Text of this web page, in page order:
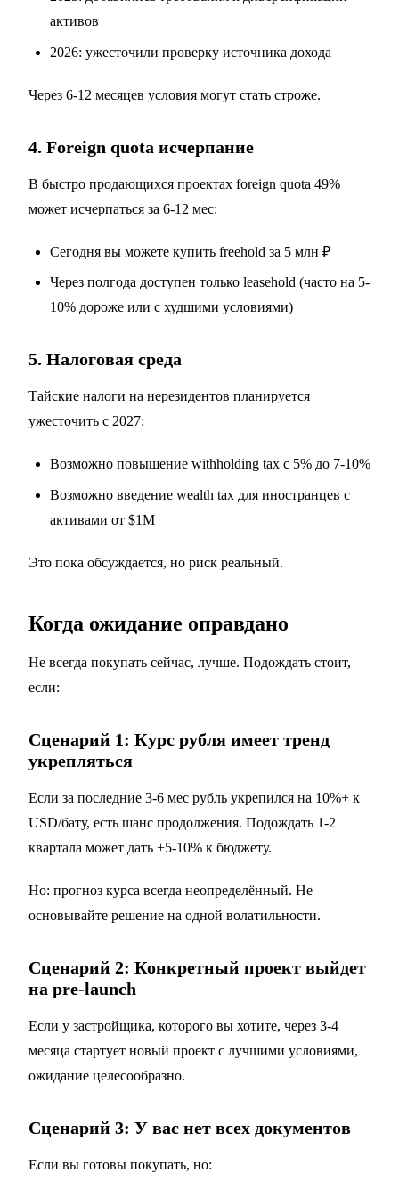
активов
2026: ужесточили проверку источника дохода
Через 6-12 месяцев условия могут стать строже.
4. Foreign quota исчерпание
В быстро продающихся проектах foreign quota 49%
может исчерпаться за 6-12 мес:
Сегодня вы можете купить freehold за 5 млн ₽
Через полгода доступен только leasehold (часто на 5-
10% дороже или с худшими условиями)
5. Налоговая среда
Тайские налоги на нерезидентов планируется
ужесточить с 2027:
Возможно повышение withholding tax с 5% до 7-10%
Возможно введение wealth tax для иностранцев с
активами от $1M
Это пока обсуждается, но риск реальный.
Когда ожидание оправдано
Не всегда покупать сейчас, лучше. Подождать стоит,
если:
Сценарий 1: Курс рубля имеет тренд
укрепляться
Если за последние 3-6 мес рубль укрепился на 10%+ к
USD/бату, есть шанс продолжения. Подождать 1-2
квартала может дать +5-10% к бюджету.
Но: прогноз курса всегда неопределённый. Не
основывайте решение на одной волатильности.
Сценарий 2: Конкретный проект выйдет
на pre-launch
Если у застройщика, которого вы хотите, через 3-4
месяца стартует новый проект с лучшими условиями,
ожидание целесообразно.
Сценарий 3: У вас нет всех документов
Если вы готовы покупать, но: